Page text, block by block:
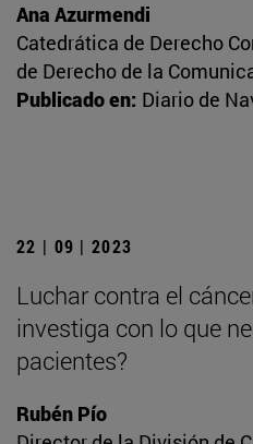
Ana Azurmendi
Catedrática de Derecho
de Derecho de la
Publicado en: Diario de
22 | 09 | 2023
Luchar contra el
investiga con lo que
pacientes?
Rubén Pío